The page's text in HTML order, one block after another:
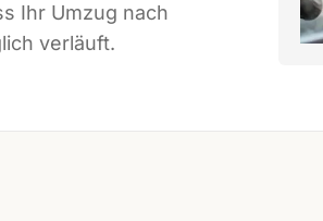
Ihr Umzug nach
verläuft.